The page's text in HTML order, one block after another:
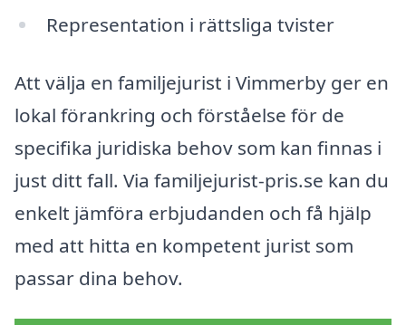
Representation i rättsliga tvister
Att välja en familjejurist i Vimmerby ger en
lokal förankring och förståelse för de
specifika juridiska behov som kan finnas i
just ditt fall. Via familjejurist-pris.se kan du
enkelt jämföra erbjudanden och få hjälp
med att hitta en kompetent jurist som
passar dina behov.